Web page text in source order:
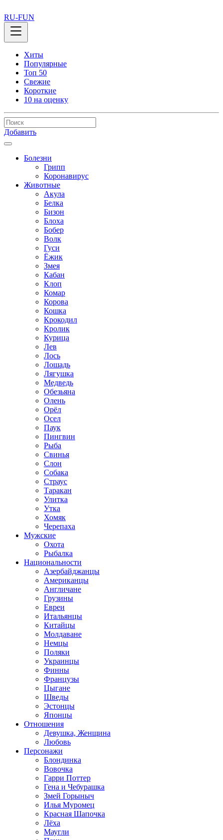
RU-FUN
Хиты
Популярные
Топ 50
Свежие
Короткие
10 на оценку
Добавить
Болезни
Грипп
Коронавирус
Животные
Акула
Белка
Бизон
Блоха
Бобер
Волк
Гуси
Ёжик
Змея
Кабан
Клоп
Комар
Корова
Кошка
Крокодил
Кролик
Курица
Лев
Лось
Лошадь
Лягушка
Медведь
Обезьяна
Олень
Орёл
Осел
Паук
Пингвин
Рыба
Свинья
Слон
Собака
Страус
Таракан
Улитка
Утка
Хомяк
Черепаха
Мужские
Охота
Рыбалка
Национальности
Азербайджанцы
Американцы
Англичане
Грузины
Евреи
Итальянцы
Китайцы
Молдаване
Немцы
Поляки
Украинцы
Финны
Французы
Цыгане
Шведы
Эстонцы
Японцы
Отношения
Девушка, Женщина
Любовь
Персонажи
Блондинка
Вовочка
Гарри Поттер
Гена и Чебурашка
Змей Горыныч
Илья Муромец
Красная Шапочка
Лёха
Маугли